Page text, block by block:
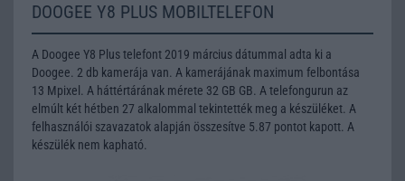
DOOGEE Y8 PLUS MOBILTELEFON
A Doogee Y8 Plus telefont 2019 március dátummal adta ki a
Doogee. 2 db kamerája van. A kamerájának maximum felbontása
13 Mpixel. A háttértárának mérete 32 GB GB. A telefongurun az
elmúlt két hétben 27 alkalommal tekintették meg a készüléket. A
felhasználói szavazatok alapján összesítve 5.87 pontot kapott. A
készülék nem kapható.